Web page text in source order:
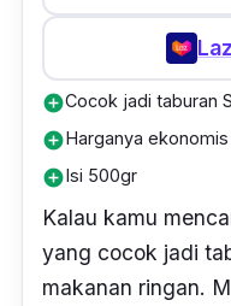
add_circleCocok jadi taburan
add_circleHarganya ekonomis
add_circleIsi 500gr
Kalau kamu
yang cocok jadi
makanan ringan.